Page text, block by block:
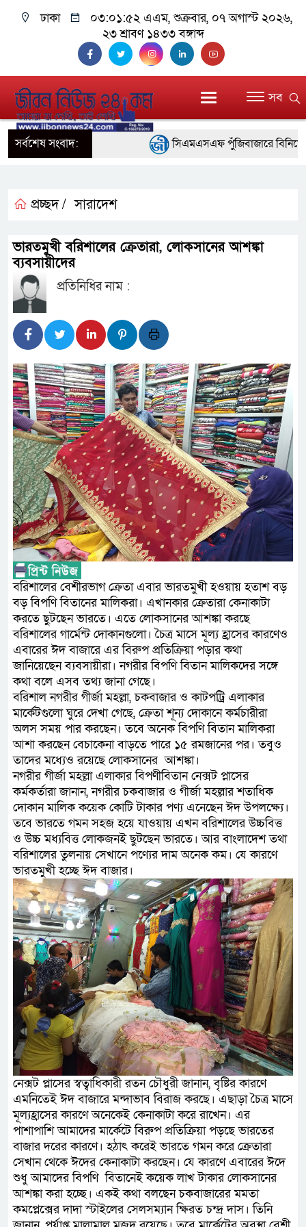
ঢাকা ০৩:০১:৫২ এএম, শুক্রবার, ০৭ অগাস্ট ২০২৬,
২৩ শ্রাবণ ১৪৩৩ বঙ্গাব্দ
সব
সর্বশেষ সংবাদ:
সিএমএসএফ পুঁজিবাজারে
লালমনিরহাটে মাদকসহ
ওমানের সঙ্গে ইরানের হরমুজ
ফ্যাসিবাদবিরোধী আন্দোলনে
নিরপেক্ষ ও বিশ্বাসযোগ্য : প্রধানমন্ত্রী
বাগেরহাট মেডিকেল ফাউন্ডেশনের
জুলাই স্মৃতি জাদুঘরের দুয়ার খুলেছে,
ফিলিপাইনের দক্ষিণ উপকূলে ৬.৩
আগস্টের শেষ সপ্তাহে খুলছে
উপদেষ্টা
প্রচ্ছদ / সারাদেশ
ভারতমুখী বরিশালের ক্রেতারা, লোকসানের আশঙ্কা
ব্যবসায়ীদের
প্রতিনিধির নাম :
বরিশালের বেশীরভাগ ক্রেতা এবার ভারতমুখী হওয়ায় হতাশ বড়
বড় বিপণি বিতানের মালিকরা। এখানকার ক্রেতারা কেনাকাটা
করতে ছুটছেন ভারতে। এতে লোকসানের আশঙ্কা করছে
বরিশালের গার্মেন্ট দোকানগুলো। চৈত্র মাসে মূল্য হ্রাসের কারণেও
এবারের ঈদ বাজারে এর বিরুপ প্রতিক্রিয়া পড়ার কথা
জানিয়েছেন ব্যবসায়ীরা। নগরীর বিপণি বিতান মালিকদের সঙ্গে
কথা বলে এসব তথ্য জানা গেছে।
বরিশাল নগরীর গীর্জা মহল্লা, চকবাজার ও কাটপট্রি এলাকার
মার্কেটগুলো ঘুরে দেখা গেছে, ক্রেতা শূন্য দোকানে কর্মচারীরা
অলস সময় পার করছেন। তবে অনেক বিপণি বিতান মালিকরা
আশা করছেন বেচাকেনা বাড়তে পারে ১৫ রমজানের পর। তবুও
তাদের মধ্যেও রয়েছে লোকসানের আশঙ্কা।
নগরীর গীর্জা মহল্লা এলাকার বিপণীবিতান নেক্সট প্লাসের
কর্মকর্তারা জানান, নগরীর চকবাজার ও গীর্জা মহল্লার শতাধিক
দোকান মালিক কয়েক কোটি টাকার পণ্য এনেছেন ঈদ উপলক্ষ্যে।
তবে ভারতে গমন সহজ হয়ে যাওয়ায় এখন বরিশালের উচ্চবিত্ত
ও উচ্চ মধ্যবিত্ত লোকজনই ছুটছেন ভারতে। আর বাংলাদেশ তথা
বরিশালের তুলনায় সেখানে পণ্যের দাম অনেক কম। যে কারণে
ভারতমুখী হচ্ছে ঈদ বাজার।
নেক্সট প্লাসের স্বত্বাধিকারী রতন চৌধুরী জানান, বৃষ্টির কারণে
এমনিতেই ঈদ বাজারে মন্দাভাব বিরাজ করছে। এছাড়া চৈত্র মাসে
মূল্যহ্রাসের কারণে অনেকেই কেনাকাটা করে রাখেন। এর
পাশাপাশি আমাদের মার্কেটে বিরুপ প্রতিক্রিয়া পড়ছে ভারতের
বাজার দরের কারণে। হঠাৎ করেই ভারতে গমন করে ক্রেতারা
সেখান থেকে ঈদের কেনাকাটা করছেন। যে কারণে এবারের ঈদে
শুধু আমাদের বিপণি বিতানেই কয়েক লাখ টাকার লোকসানের
আশঙ্কা করা হচ্ছে। একই কথা বলছেন চকবাজারের মমতা
কমপ্লেক্সের দাদা স্টাইলের সেলসম্যান ক্ষিরত চন্দ্র দাস। তিনি